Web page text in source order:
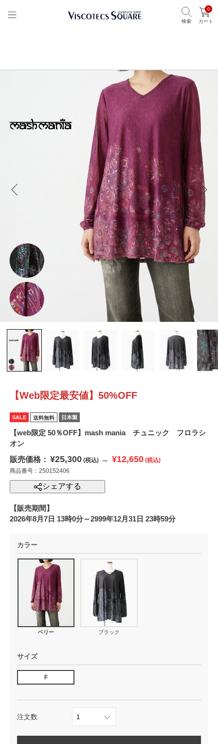
検索
0
カート
【Web限定最安値】50%OFF
SALE 送料無料 日本製
【web限定 50％OFF】mash mania チュニック フロラシ
オン
販売価格： ¥25,300 (税込) → ¥12,650 (税込)
商品番号：250152406
シェアする
【販売期間】
2026年8月7日 13時0分～2999年12月31日 23時59分
カラー
ベリー ブラック
サイズ
F
注文数